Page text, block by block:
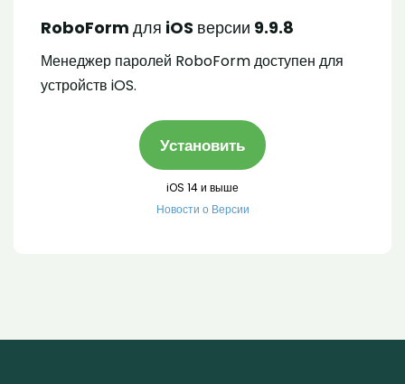
RoboForm для iOS версии 9.9.8
Менеджер паролей RoboForm доступен для
устройств iOS.
Установить
iOS 14 и выше
Новости о Версии